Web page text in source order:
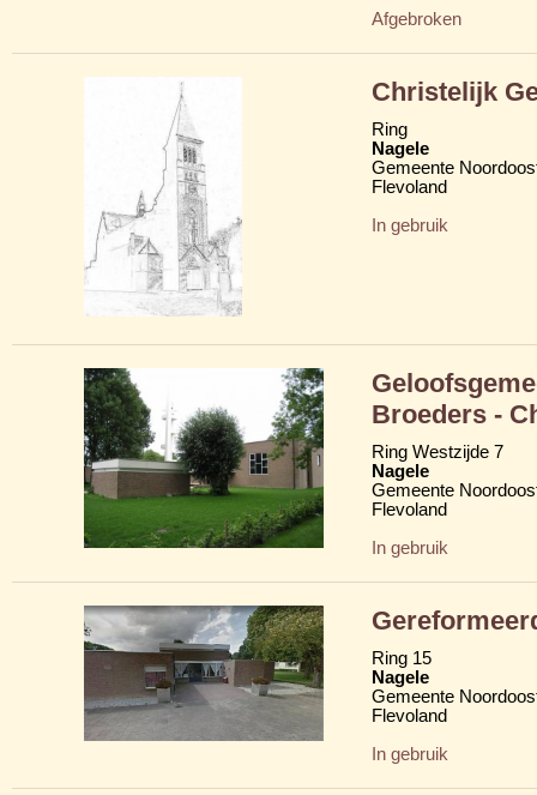
Afgebroken
Christelijk
Ring
Nagele
Gemeente
Flevoland
In gebruik
Broeders -
Ring Westzijde 7
Nagele
Gemeente
Flevoland
In gebruik
Ring 15
Nagele
Gemeente
Flevoland
In gebruik